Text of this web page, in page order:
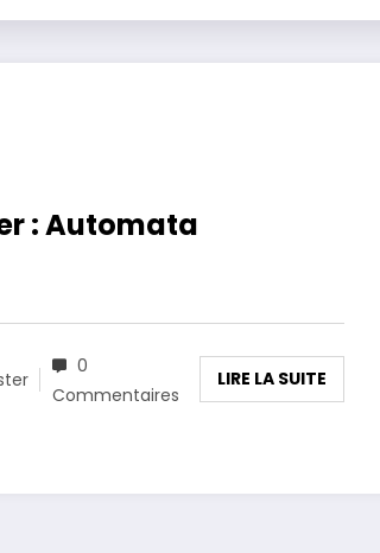
: Automata
0
Commentaires
LIRE LA SUITE